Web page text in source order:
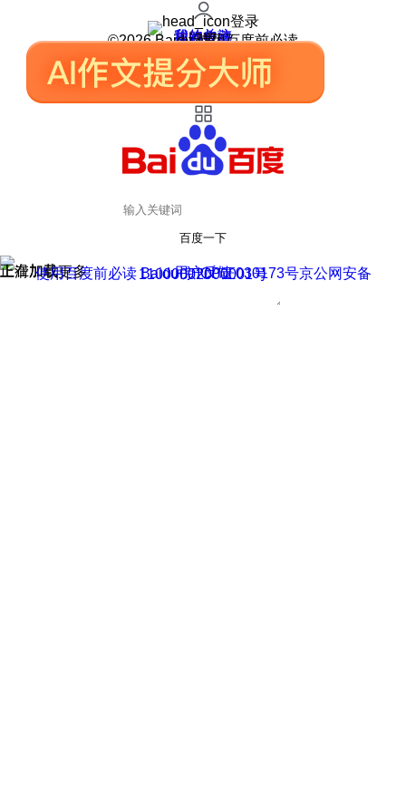
登录
我的关注
我的收藏
皮肤中心
用户反馈
设置
©2026 Baidu 使用百度前必读
百度一下
正在加载
上滑加载更多 用户反馈
使用百度前必读 Baidu 京ICP证030173号
京公网安备11000002000001号